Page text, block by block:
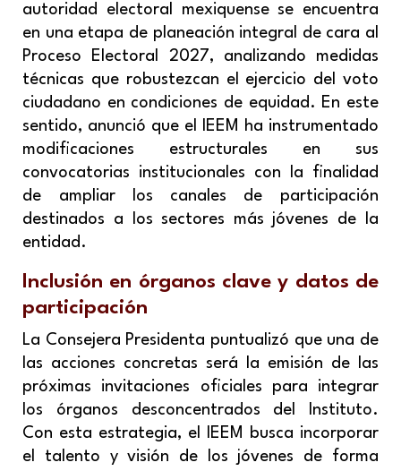
autoridad electoral mexiquense se encuentra
en una etapa de planeación integral de cara al
Proceso Electoral 2027, analizando medidas
técnicas que robustezcan el ejercicio del voto
ciudadano en condiciones de equidad. En este
sentido, anunció que el IEEM ha instrumentado
modificaciones estructurales en sus
convocatorias institucionales con la finalidad
de ampliar los canales de participación
destinados a los sectores más jóvenes de la
entidad.
Inclusión en órganos clave y datos de
participación
La Consejera Presidenta puntualizó que una de
las acciones concretas será la emisión de las
próximas invitaciones oficiales para integrar
los órganos desconcentrados del Instituto.
Con esta estrategia, el IEEM busca incorporar
el talento y visión de los jóvenes de forma